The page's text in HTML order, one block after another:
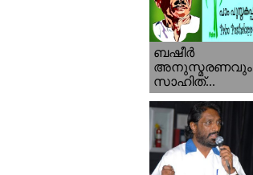
ബഷീര്‍
അനുസ്മരണവും
സാഹിത്...